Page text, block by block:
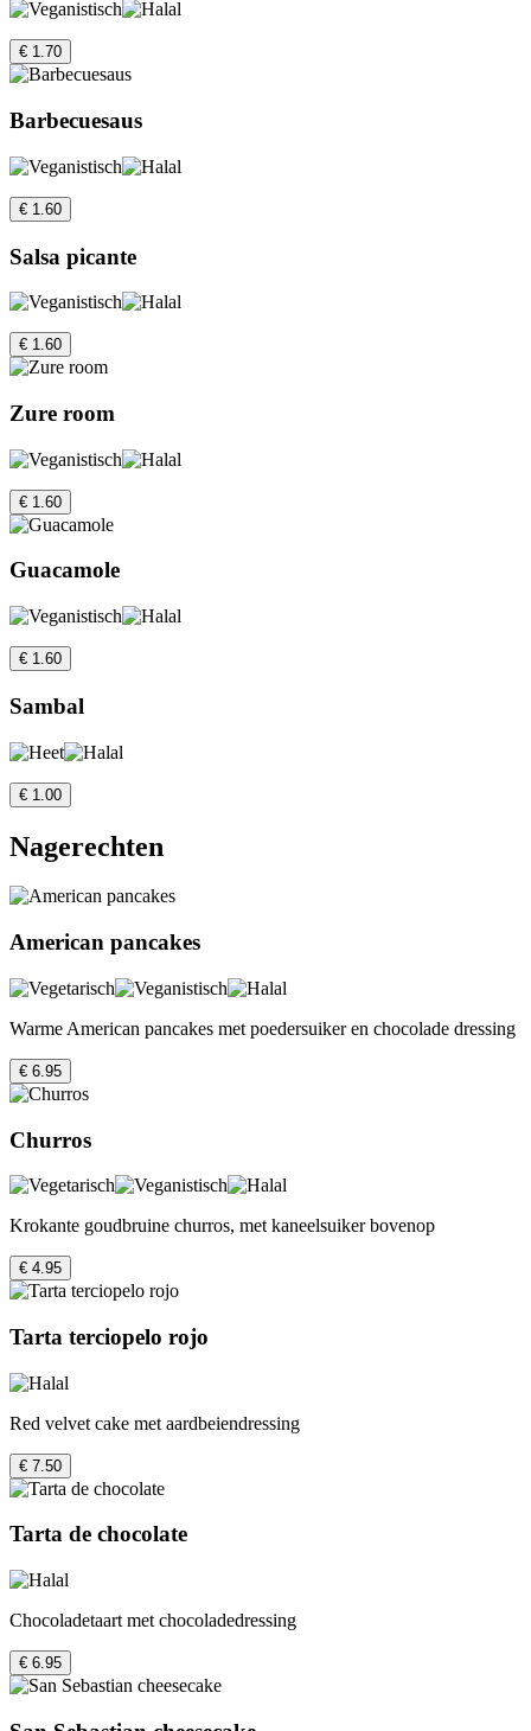
€ 1.70
Barbecuesaus
€ 1.60
Salsa picante
€ 1.60
Zure room
€ 1.60
Guacamole
€ 1.60
Sambal
€ 1.00
Nagerechten
American pancakes
Warme American pancakes met poedersuiker en chocolade dressing
€ 6.95
Churros
Krokante goudbruine churros, met kaneelsuiker bovenop
€ 4.95
Tarta terciopelo rojo
Red velvet cake met aardbeiendressing
€ 7.50
Tarta de chocolate
Chocoladetaart met chocoladedressing
€ 6.95